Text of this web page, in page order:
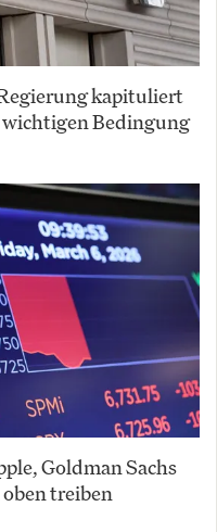
kapituliert
Bedingung
Goldman Sachs
treiben